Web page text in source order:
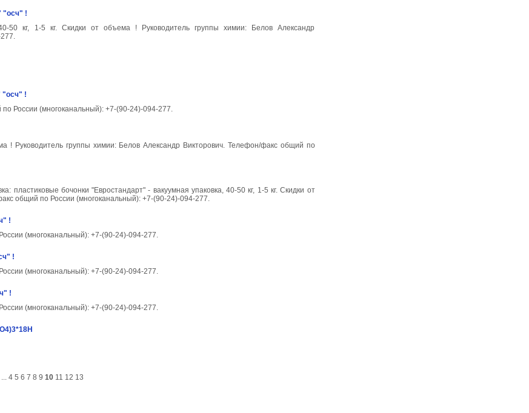
"осч" !
50 кг, 1-5 кг. Скидки от объема ! Руководитель группы химии: Белов Александр
"осч" !
России (многоканальный): +7-(90-24)-094-277.
! Руководитель группы химии: Белов Александр Викторович. Телефон/факс общий по
бочонки "Евростандарт" - вакуумная упаковка, 40-50 кг, 1-5 кг. Скидки от
общий по России (многоканальный): +7-(90-24)-094-277.
!
(многоканальный): +7-(90-24)-094-277.
!
(многоканальный): +7-(90-24)-094-277.
!
(многоканальный): +7-(90-24)-094-277.
... 4 5 6 7 8 9 10 11 12 13